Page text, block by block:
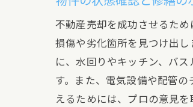
不動産売却を成功させるた
損傷や劣化箇所を見つけ出
に、水回りやキッチン、バ
す。また、電気設備や配管
えるためには、プロの意見